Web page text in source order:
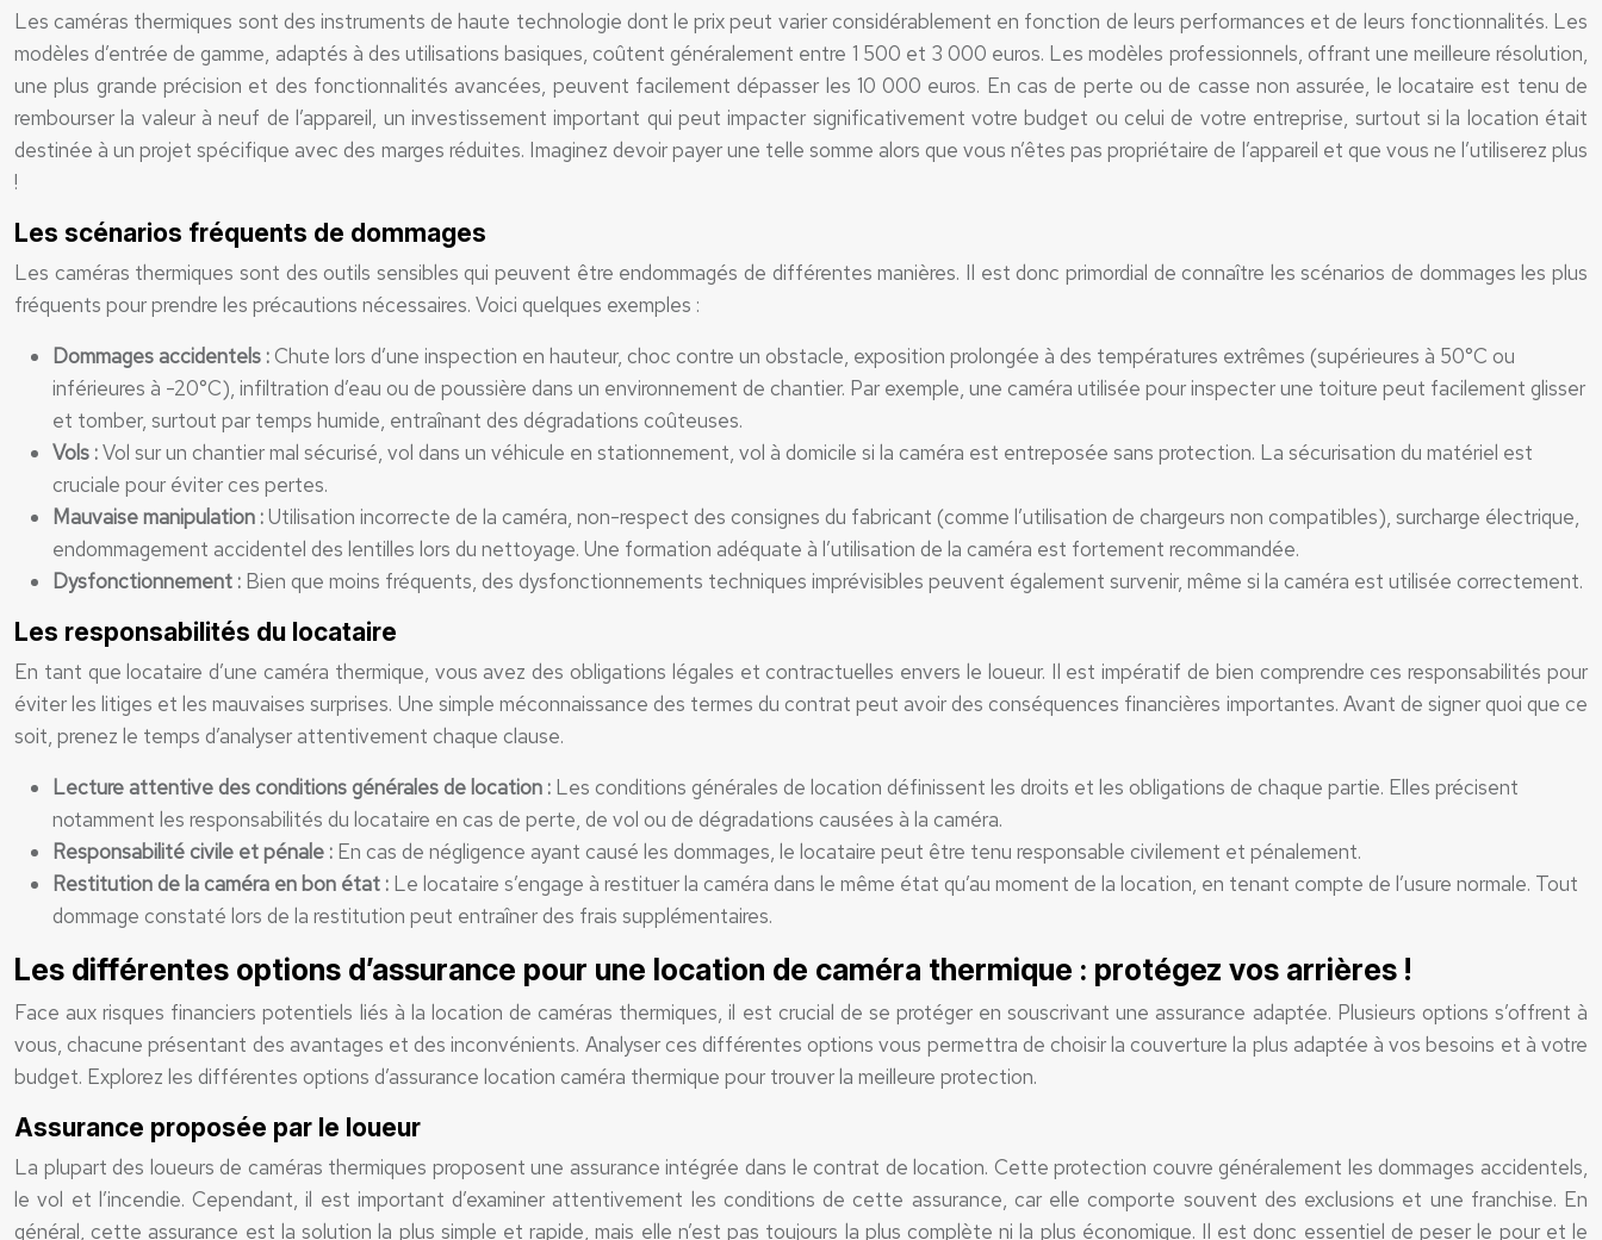
Les caméras thermiques sont des instruments de haute technologie dont le prix peut varier considérablement en fonction de leurs performances et de leurs fonctionnalités. Les
modèles d’entrée de gamme, adaptés à des utilisations basiques, coûtent généralement entre 1 500 et 3 000 euros. Les modèles professionnels, offrant une meilleure résolution,
une plus grande précision et des fonctionnalités avancées, peuvent facilement dépasser les 10 000 euros. En cas de perte ou de casse non assurée, le locataire est tenu de
rembourser la valeur à neuf de l’appareil, un investissement important qui peut impacter significativement votre budget ou celui de votre entreprise, surtout si la location était
destinée à un projet spécifique avec des marges réduites. Imaginez devoir payer une telle somme alors que vous n’êtes pas propriétaire de l’appareil et que vous ne l’utiliserez plus
!
Les scénarios fréquents de dommages
Les caméras thermiques sont des outils sensibles qui peuvent être endommagés de différentes manières. Il est donc primordial de connaître les scénarios de dommages les plus
fréquents pour prendre les précautions nécessaires. Voici quelques exemples :
Dommages accidentels :Chute lors d’une inspection en hauteur, choc contre un obstacle, exposition prolongée à des températures extrêmes (supérieures à 50°C ou
inférieures à -20°C), infiltration d’eau ou de poussière dans un environnement de chantier. Par exemple, une caméra utilisée pour inspecter une toiture peut facilement glisser
et tomber, surtout par temps humide, entraînant des dégradations coûteuses.
Vols :Vol sur un chantier mal sécurisé, vol dans un véhicule en stationnement, vol à domicile si la caméra est entreposée sans protection. La sécurisation du matériel est
cruciale pour éviter ces pertes.
Mauvaise manipulation :Utilisation incorrecte de la caméra, non-respect des consignes du fabricant (comme l’utilisation de chargeurs non compatibles), surcharge électrique,
endommagement accidentel des lentilles lors du nettoyage. Une formation adéquate à l’utilisation de la caméra est fortement recommandée.
Dysfonctionnement : Bien que moins fréquents, des dysfonctionnements techniques imprévisibles peuvent également survenir, même si la caméra est utilisée correctement.
Les responsabilités du locataire
En tant que locataire d’une caméra thermique, vous avez des obligations légales et contractuelles envers le loueur. Il est impératif de bien comprendre ces responsabilités pour
éviter les litiges et les mauvaises surprises. Une simple méconnaissance des termes du contrat peut avoir des conséquences financières importantes. Avant de signer quoi que ce
soit, prenez le temps d’analyser attentivement chaque clause.
Lecture attentive des conditions générales de location : Les conditions générales de location définissent les droits et les obligations de chaque partie. Elles précisent
notamment les responsabilités du locataire en cas de perte, de vol ou de dégradations causées à la caméra.
Responsabilité civile et pénale : En cas de négligence ayant causé les dommages, le locataire peut être tenu responsable civilement et pénalement.
Restitution de la caméra en bon état : Le locataire s’engage à restituer la caméra dans le même état qu’au moment de la location, en tenant compte de l’usure normale. Tout
dommage constaté lors de la restitution peut entraîner des frais supplémentaires.
Les différentes options d’assurance pour une location de caméra thermique : protégez vos arrières !
Face aux risques financiers potentiels liés à la location de caméras thermiques, il est crucial de se protéger en souscrivant une assurance adaptée. Plusieurs options s’offrent à
vous, chacune présentant des avantages et des inconvénients. Analyser ces différentes options vous permettra de choisir la couverture la plus adaptée à vos besoins et à votre
budget. Explorez les différentes options d’assurance location caméra thermique pour trouver la meilleure protection.
Assurance proposée par le loueur
La plupart des loueurs de caméras thermiques proposent une assurance intégrée dans le contrat de location. Cette protection couvre généralement les dommages accidentels,
le vol et l’incendie. Cependant, il est important d’examiner attentivement les conditions de cette assurance, car elle comporte souvent des exclusions et une franchise. En
général, cette assurance est la solution la plus simple et rapide, mais elle n’est pas toujours la plus complète ni la plus économique. Il est donc essentiel de peser le pour et le